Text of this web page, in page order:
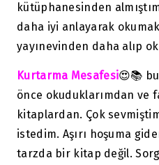
kütüphanesinden
daha iyi anlayarak
yayınevinden daha alıp
Kurtarma Mesafesi😍📚
önce okuduklarımdan ve
kitaplardan. Çok
istedim. Aşırı hoşuma
tarzda bir kitap değil.